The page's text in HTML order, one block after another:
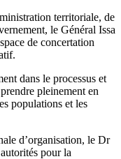
territoriale, de
le Général Issa
de concertation
dans le processus et
pleinement en
populations et les
d’organisation, le Dr
pour la